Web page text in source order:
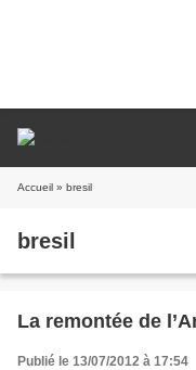
Accueil » bresil
bresil
La remontée de
Publié le 13/07/2012 à 17:54